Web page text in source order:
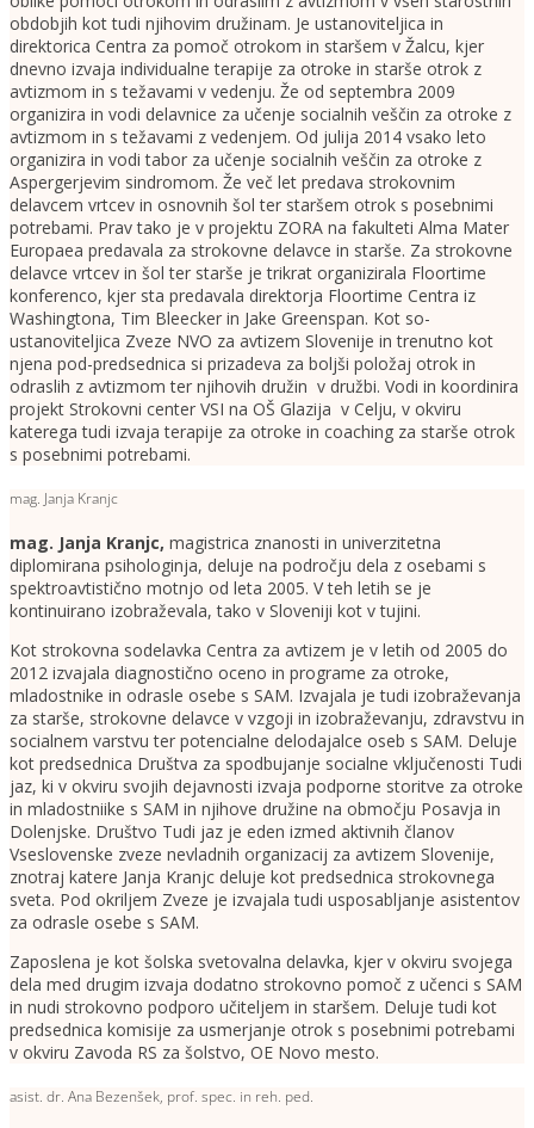
obdobjih kot tudi njihovim družinam. Je ustanoviteljica in
direktorica Centra za pomoč otrokom in staršem v Žalcu, kjer
dnevno izvaja individualne terapije za otroke in starše otrok z
avtizmom in s težavami v vedenju. Že od septembra 2009
organizira in vodi delavnice za učenje socialnih veščin za otroke z
avtizmom in s težavami z vedenjem. Od julija 2014 vsako leto
organizira in vodi tabor za učenje socialnih veščin za otroke z
Aspergerjevim sindromom. Že več let predava strokovnim
delavcem vrtcev in osnovnih šol ter staršem otrok s posebnimi
potrebami. Prav tako je v projektu ZORA na fakulteti Alma Mater
Europaea predavala za strokovne delavce in starše. Za strokovne
delavce vrtcev in šol ter starše je trikrat organizirala Floortime
konferenco, kjer sta predavala direktorja Floortime Centra iz
Washingtona, Tim Bleecker in Jake Greenspan. Kot so-
ustanoviteljica Zveze NVO za avtizem Slovenije in trenutno kot
njena pod-predsednica si prizadeva za boljši položaj otrok in
odraslih z avtizmom ter njihovih družin v družbi. Vodi in koordinira
projekt Strokovni center VSI na OŠ Glazija v Celju, v okviru
katerega tudi izvaja terapije za otroke in coaching za starše otrok
s posebnimi potrebami.
mag. Janja Kranjc
mag. Janja Kranjc, magistrica znanosti in univerzitetna
diplomirana psihologinja, deluje na področju dela z osebami s
spektroavtistično motnjo od leta 2005. V teh letih se je
kontinuirano izobraževala, tako v Sloveniji kot v tujini.
Kot strokovna sodelavka Centra za avtizem je v letih od 2005 do
2012 izvajala diagnostično oceno in programe za otroke,
mladostnike in odrasle osebe s SAM. Izvajala je tudi izobraževanja
za starše, strokovne delavce v vzgoji in izobraževanju, zdravstvu in
socialnem varstvu ter potencialne delodajalce oseb s SAM. Deluje
kot predsednica Društva za spodbujanje socialne vključenosti Tudi
jaz, ki v okviru svojih dejavnosti izvaja podporne storitve za otroke
in mladostniike s SAM in njihove družine na območju Posavja in
Dolenjske. Društvo Tudi jaz je eden izmed aktivnih članov
Vseslovenske zveze nevladnih organizacij za avtizem Slovenije,
znotraj katere Janja Kranjc deluje kot predsednica strokovnega
sveta. Pod okriljem Zveze je izvajala tudi usposabljanje asistentov
za odrasle osebe s SAM.
Zaposlena je kot šolska svetovalna delavka, kjer v okviru svojega
dela med drugim izvaja dodatno strokovno pomoč z učenci s SAM
in nudi strokovno podporo učiteljem in staršem. Deluje tudi kot
predsednica komisije za usmerjanje otrok s posebnimi potrebami
v okviru Zavoda RS za šolstvo, OE Novo mesto.
asist. dr. Ana Bezenšek, prof. spec. in reh. ped.